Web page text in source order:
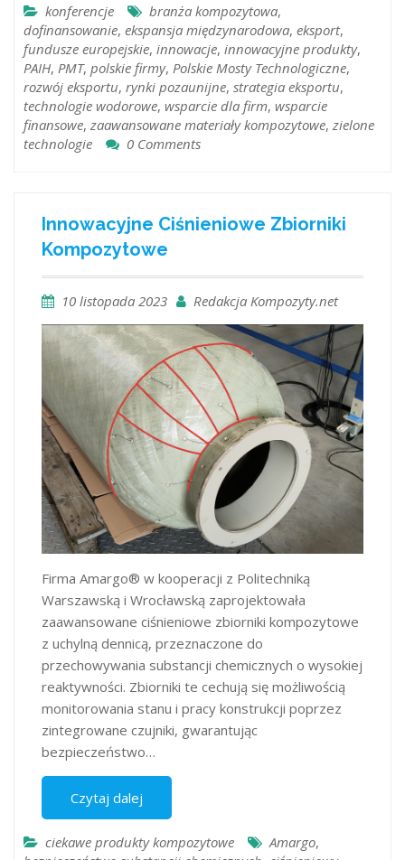
konferencje branża kompozytowa,
dofinansowanie, ekspansja międzynarodowa, eksport,
fundusze europejskie, innowacje, innowacyjne produkty,
PAIH, PMT, polskie firmy, Polskie Mosty Technologiczne,
rozwój eksportu, rynki pozaunijne, strategia eksportu,
technologie wodorowe, wsparcie dla firm, wsparcie
finansowe, zaawansowane materiały kompozytowe, zielone
technologie
0 Comments
Innowacyjne Ciśnieniowe Zbiorniki
Kompozytowe
10 listopada 2023 Redakcja Kompozyty.net
Firma Amargo® w kooperacji z Politechniką
Warszawską i Wrocławską zaprojektowała
zaawansowane ciśnieniowe zbiorniki kompozytowe
z uchylną dennicą, przeznaczone do
przechowywania substancji chemicznych o wysokiej
reaktywności. Zbiorniki te cechują się możliwością
monitorowania stanu i pracy konstrukcji poprzez
zintegrowane czujniki, gwarantując
bezpieczeństwo…
Czytaj dalej
ciekawe produkty kompozytowe Amargo,